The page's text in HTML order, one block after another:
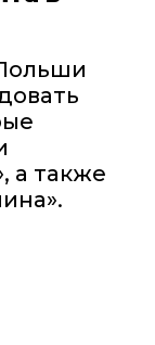
а также